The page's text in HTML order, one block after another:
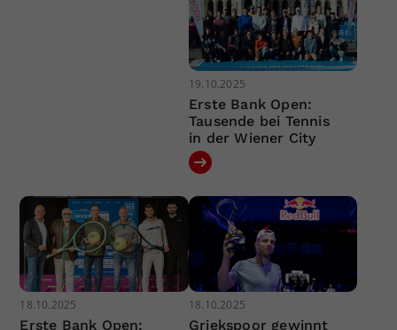
19.10.2025
Erste Bank Open:
Tausende bei Tennis
in der Wiener City
18.10.2025
Erste Bank Open:
18.10.2025
Griekspoor gewinnt